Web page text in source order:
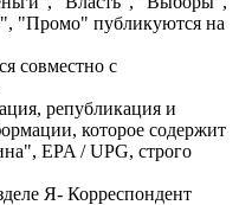
"Промо" публикуются на
совместно с
републикация и
которое содержит
EPA / UPG, строго
Я- Корреспондент